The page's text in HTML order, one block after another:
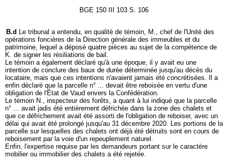
BGE 150 III 103 S. 106
B.d Le tribunal a entendu, en qualité de témoin, M., chef de l'Unité des
opérations foncières de la Direction générale des immeubles et du
patrimoine, lequel a déposé quatre pièces au sujet de la compétence de
K. de signer les résiliations de bail.
Le témoin a également déclaré qu'à une époque, il y avait eu une
intention de conclure des baux de durée déterminée jusqu'au décès du
locataire, mais que ces intentions n'avaient jamais été concrétisées. Il a
enfin déclaré que la parcelle n° ... devait être reboisée en vertu d'une
obligation de l'État de Vaud envers la Confédération.
Le témoin N., inspecteur des forêts, a quant à lui indiqué que la parcelle
n° ... avait jadis été entièrement défrichée dans la zone des chalets et
que ce défrichement avait été assorti de l'obligation de reboiser, avec un
délai qui avait été prolongé jusqu'au 31 décembre 2020. Les portions de la
parcelle sur lesquelles des chalets ont déjà été détruits sont en cours de
reboisement par la voie d'un repeuplement naturel.
Enfin, l'expertise requise par les demandeurs portant sur le caractère
mobilier ou immobilier des chalets a été rejetée.